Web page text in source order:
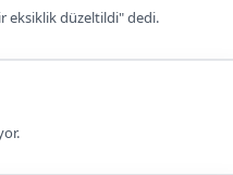
eksiklik düzeltildi" dedi.